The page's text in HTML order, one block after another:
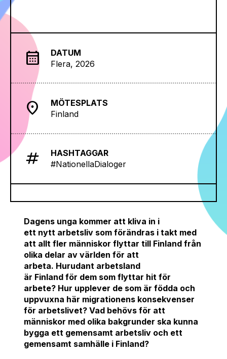
calendar_month
DATUM
Flera, 2026
location_on
MÖTESPLATS
Finland
tag
HASHTAGGAR
#NationellaDialoger
Dagens unga kommer att kliva in i
ett nytt arbetsliv som förändras i takt med
att allt fler människor flyttar till Finland från
olika delar av världen för att
arbeta. Hurudant arbetsland
är Finland för dem som flyttar hit för
arbete? Hur upplever de som är födda och
uppvuxna här migrationens konsekvenser
för arbetslivet? Vad behövs för att
människor med olika bakgrunder ska kunna
bygga ett gemensamt arbetsliv och ett
gemensamt samhälle i Finland?